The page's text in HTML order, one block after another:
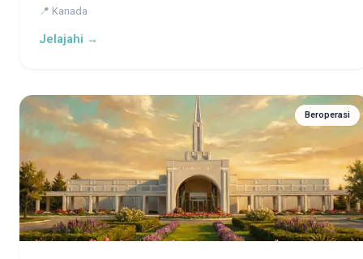
📍 Kanada
Jelajahi →
Beroperasi